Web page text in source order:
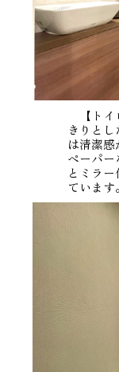
【トイ
きりと
は清潔感
ペーパー
とミラ
ています。